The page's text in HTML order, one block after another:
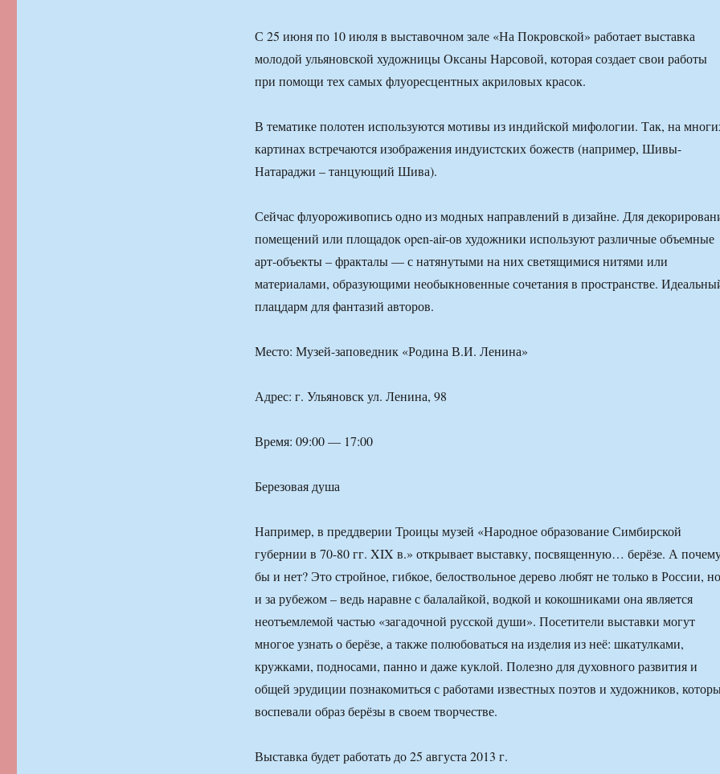
С 25 июня по 10 июля в выставочном зале «На Покровской» работает выставка
молодой ульяновской художницы Оксаны Нарсовой, которая создает свои работы
при помощи тех самых флуоресцентных акриловых красок.
В тематике полотен используются мотивы из индийской мифологии. Так, на
картинах встречаются изображения индуистских божеств (например, Шивы-
Натараджи – танцующий Шива).
Сейчас флуороживопись одно из модных направлений в дизайне. Для
помещений или площадок open-air-ов художники используют различные объемные
арт-объекты – фракталы — с натянутыми на них светящимися нитями или
материалами, образующими необыкновенные сочетания в пространстве.
плацдарм для фантазий авторов.
Место: Музей-заповедник «Родина В.И. Ленина»
Адрес: г. Ульяновск ул. Ленина, 98
Время: 09:00 — 17:00
Березовая душа
Например, в преддверии Троицы музей «Народное образование Симбирской
губернии в 70-80 гг. XIX в.» открывает выставку, посвященную… берёзе. А
бы и нет? Это стройное, гибкое, белоствольное дерево любят не только в России, но
и за рубежом – ведь наравне с балалайкой, водкой и кокошниками она является
неотъемлемой частью «загадочной русской души». Посетители выставки могут
многое узнать о берёзе, а также полюбоваться на изделия из неё: шкатулками,
кружками, подносами, панно и даже куклой. Полезно для духовного развития и
общей эрудиции познакомиться с работами известных поэтов и художников,
воспевали образ берёзы в своем творчестве.
Выставка будет работать до 25 августа 2013 г.